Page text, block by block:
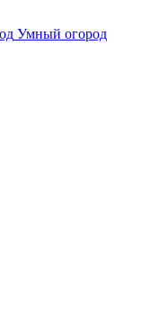
Умный огород